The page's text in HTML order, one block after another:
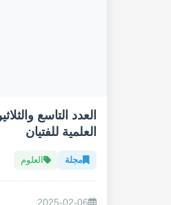
العلمية للفتيان
مجلة العلوم
2025-02-06